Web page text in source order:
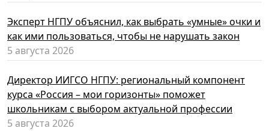
Эксперт НГПУ объяснил, как выбрать «умные» очки и
как ими пользоваться, чтобы не нарушать закон
5 августа 2026
Директор ИИГСО НГПУ: региональный компонент
курса «Россия – мои горизонты» поможет
школьникам с выбором актуальной профессии
5 августа 2026